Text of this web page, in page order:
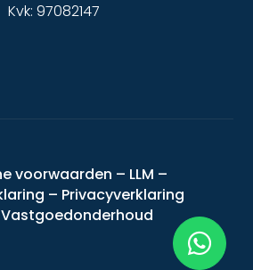
Kvk: 97082147
voorwaarden – LLM –
– Privacyverklaring